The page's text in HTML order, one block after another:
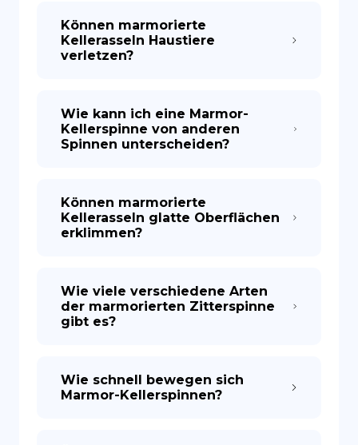
Können marmorierte
Kellerasseln Haustiere
verletzen?
Wie kann ich eine Marmor-
Kellerspinne von anderen
Spinnen unterscheiden?
Können marmorierte
Kellerasseln glatte Oberflächen
erklimmen?
Wie viele verschiedene Arten
der marmorierten Zitterspinne
gibt es?
Wie schnell bewegen sich
Marmor-Kellerspinnen?